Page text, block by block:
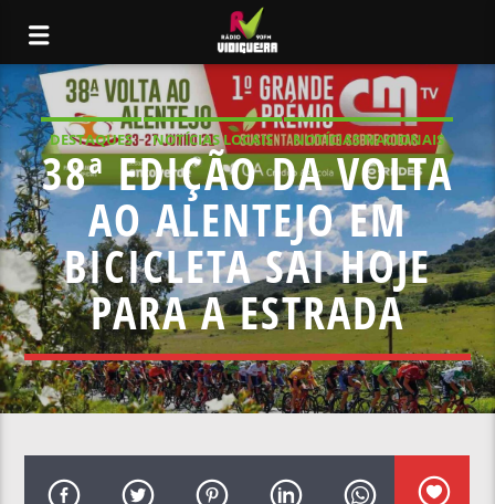
DESTAQUES NOTÍCIAS LOCAIS NOTÍCIAS NACIONAIS
38ª EDIÇÃO DA VOLTA
AO ALENTEJO EM
BICICLETA SAI HOJE
PARA A ESTRADA